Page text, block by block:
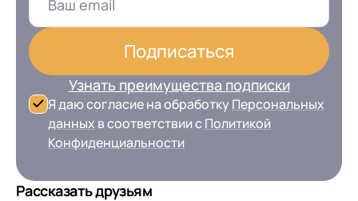
Подписаться
Узнать преимущества подписки
Я даю согласие на обработку Персональных
данных в соответствии сПолитикой
Конфиденциальности
Рассказать друзьям